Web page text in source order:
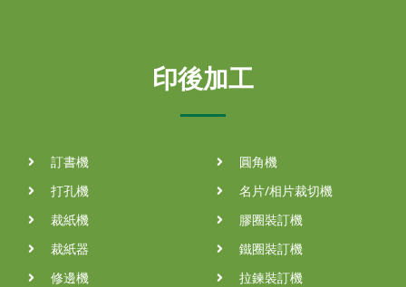
印後加工
訂書機
打孔機
裁紙機
裁紙器
修邊機
圓角機
名片/相片裁切機
膠圈裝訂機
鐵圈裝訂機
拉鍊裝訂機